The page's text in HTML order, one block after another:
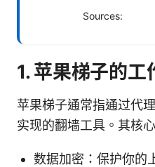
Sources:
1. 苹果梯子的
苹果梯子通常指通过代
实现的翻墙工具。其核
数据加密：保护你的